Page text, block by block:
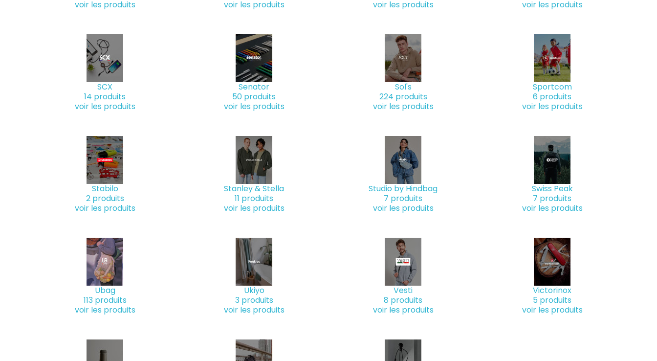
voir les produits
voir les produits
voir les produits
voir les produits
SCX
14 produits
voir les produits
Senator
50 produits
voir les produits
Sol's
224 produits
voir les produits
Sportcom
6 produits
voir les produits
Stabilo
2 produits
voir les produits
Stanley & Stella
11 produits
voir les produits
Studio by Hindbag
7 produits
voir les produits
Swiss Peak
7 produits
voir les produits
Ubag
113 produits
voir les produits
Ukiyo
3 produits
voir les produits
Vesti
8 produits
voir les produits
Victorinox
5 produits
voir les produits